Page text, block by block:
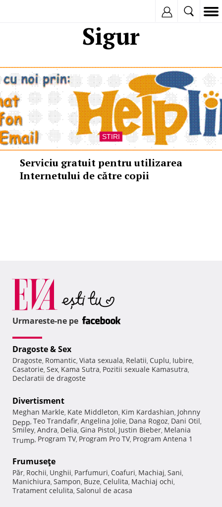
Sigur
STIRI
Serviciu gratuit pentru utilizarea
Internetului de către copii
Urmareste-ne pe
Dragoste & Sex
Dragoste, Romantic, Viata sexuala, Relatii, Cuplu, Iubire,
Casatorie, Sex, Kama Sutra, Pozitii sexuale Kamasutra,
Declaratii de dragoste
Divertisment
Meghan Markle, Kate Middleton, Kim Kardashian, Johnny
Depp, Teo Trandafir, Angelina Jolie, Dana Rogoz, Dani Otil,
Smiley, Andra, Delia, Gina Pistol, Justin Bieber, Melania
Trump, Program TV, Program Pro TV, Program Antena 1
Frumuseţe
Păr, Rochii, Unghii, Parfumuri, Coafuri, Machiaj, Sani,
Manichiura, Sampon, Buze, Celulita, Machiaj ochi,
Tratament celulita, Salonul de acasa